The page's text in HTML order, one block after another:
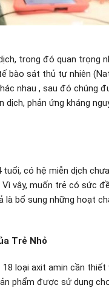
trong đó quan trọng
bào sát thủ tự nhiên
nhau , sau đó chúng
phản ứng kháng
có hệ miễn dịch
vậy, muốn trẻ có sức
là bổ sung những hoạt
Trẻ Nhỏ
loại axit amin cần
phẩm được sử dụng